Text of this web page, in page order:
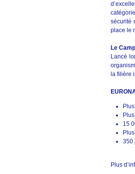
sécurité
place le
Le
Lancé
la filière
15
350
Plus